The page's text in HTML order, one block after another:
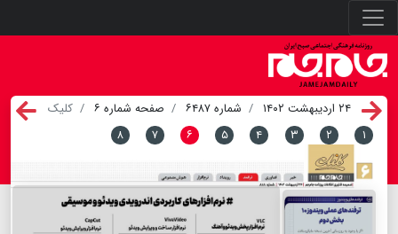
۲۴ اردیبهشت ۱۴۰۲ شماره ۶۴۸۷ صفحه شماره ۶
کلیک
۱
۲ ۳ ۴ ۵ ۶ ۷ ۸